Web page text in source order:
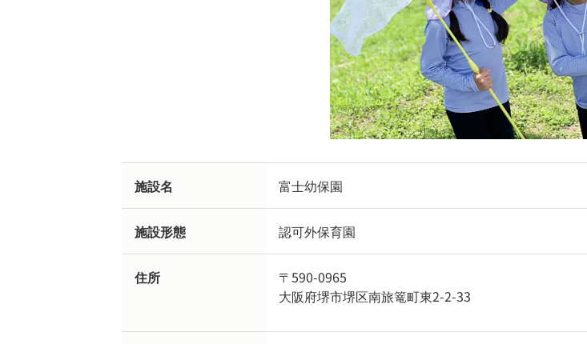
施設名 富士幼保園
施設形態 認可外保育園
住所
〒590-0965
大阪府堺市堺区南旅篭町東2-2-33